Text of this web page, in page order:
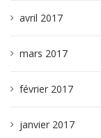
avril 2017
mars 2017
février 2017
janvier 2017